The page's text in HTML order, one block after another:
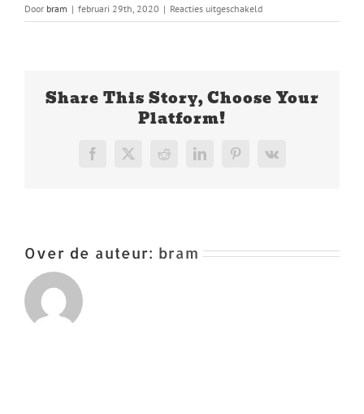
Door bram | februari 29th, 2020 | Reacties uitgeschakeldvoor
5010-
Share This Story, Choose Your
Platform!
Facebook
X RedditLinkedInPinterest
Vk
Over de auteur: bram